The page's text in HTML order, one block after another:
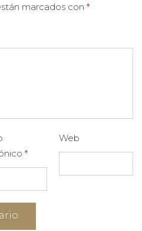
marcados con *
*
Web